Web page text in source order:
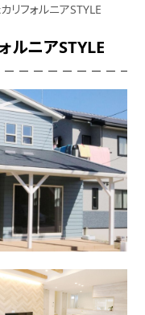
リフォルニアSTYLE
ルニアSTYLE